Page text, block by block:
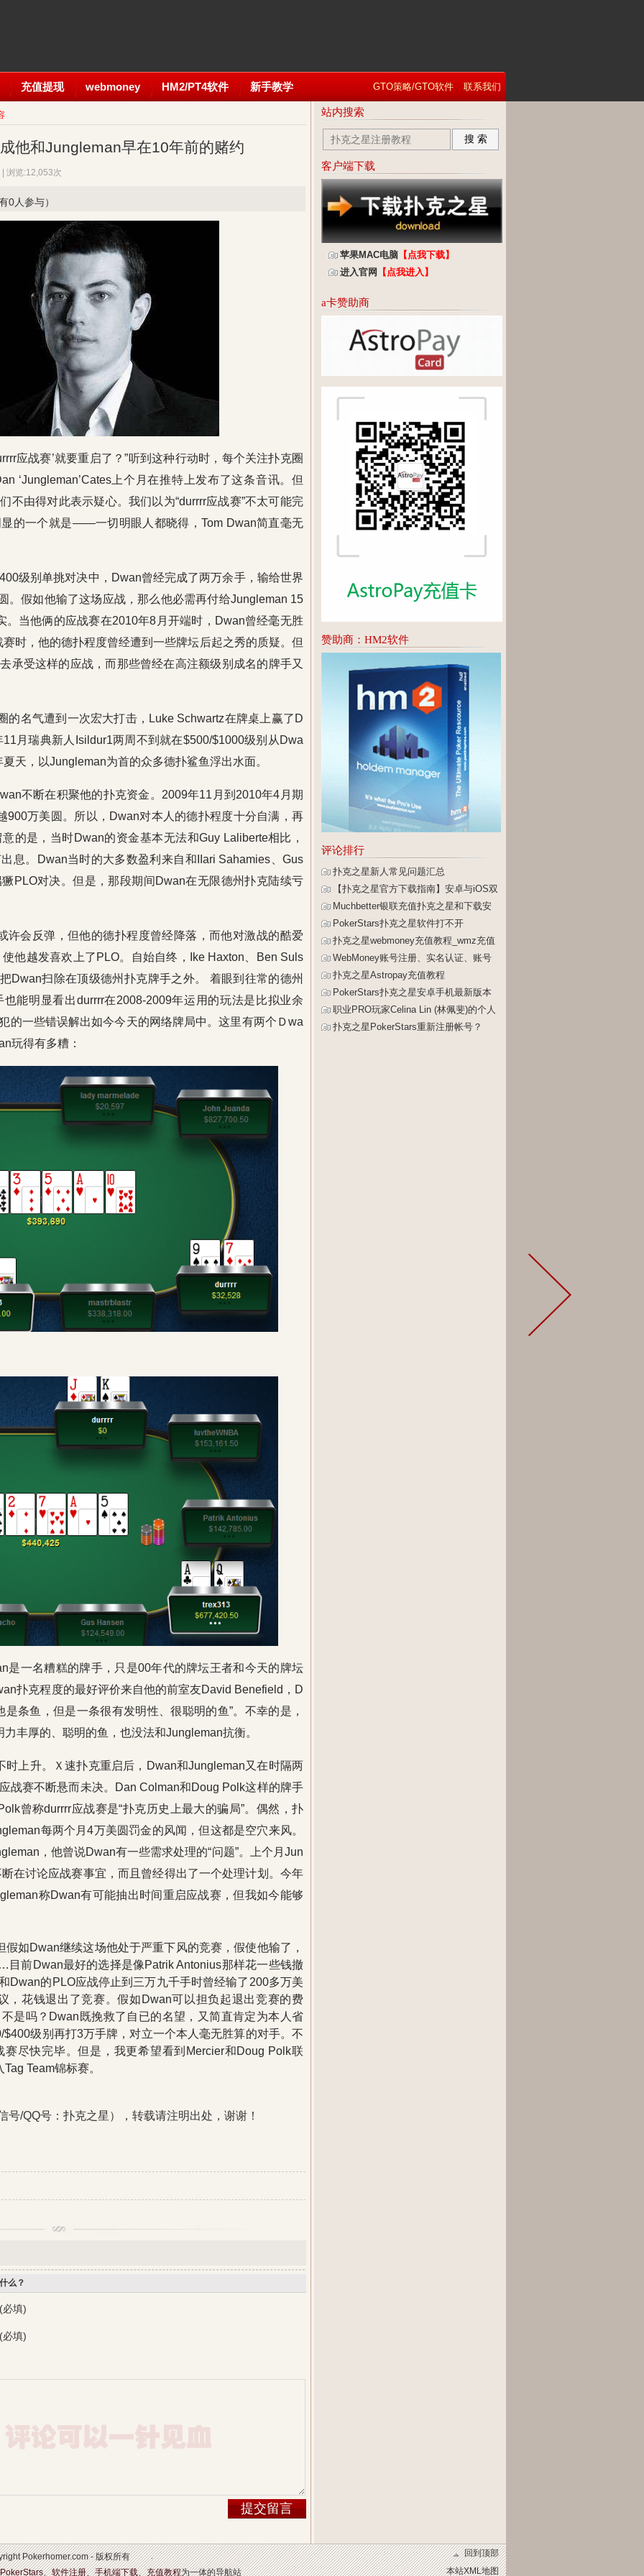
充值提现 webmoney HM2/PT4软件 新手教学 联系我们
GTO策略/GTO软件
他和Jungleman早在10年前的赌约
浏览:12,053次
0人参与）
应战赛’就要重启了？”听到这种行动时，每个关注扑克圈
‘Jungleman’Cates上个月在推特上发布了这条音讯。但
不由得对此表示疑心。我们以为“durrrr应战赛”不太可能完
的一个就是——一切明眼人都晓得，Tom Dwan简直毫无
级别单挑对决中，Dwan曾经完成了两万余手，输给世界
。假如他输了这场应战，那么他必需再付给Jungleman 15
。当他俩的应战赛在2010年8月开端时，Dwan曾经毫无胜
时，他的德扑程度曾经遭到一些牌坛后起之秀的质疑。但
承受这样的应战，而那些曾经在高注额级别成名的牌手又
的名气遭到一次宏大打击，Luke Schwartz在牌桌上赢了D
月瑞典新人Isildur1两周不到就在$500/$1000级别从Dwa
天，以Jungleman为首的众多德扑鲨鱼浮出水面。
不断在积聚他的扑克资金。2009年11月到2010年4月期
900万美圆。所以，Dwan对本人的德扑程度十分自满，再
的是，当时Dwan的资金基本无法和Guy Laliberte相比，
息。Dwan当时的大多数盈利来自和IIari Sahamies、Gus
PLO对决。但是，那段期间Dwan在无限德州扑克陆续亏
许会反弹，但他的德扑程度曾经降落，而他对激战的酷爱
他越发喜欢上了PLO。自始自终，Ike Haxton、Ben Suls
Dwan扫除在顶级德州扑克牌手之外。 着眼到往常的德州
能明显看出durrrr在2008-2009年运用的玩法是比拟业余
的一些错误解出如今今天的网络牌局中。这里有两个Ｄwa
玩得有多糟：
是一名糟糕的牌手，只是00年代的牌坛王者和今天的牌坛
扑克程度的最好评价来自他的前室友David Benefield，D
条鱼，但是一条很有发明性、很聪明的鱼”。不幸的是，
丰厚的、聪明的鱼，也没法和Jungleman抗衡。
时上升。Ｘ速扑克重启后，Dwan和Jungleman又在时隔两
战赛不断悬而未决。Dan Colman和Doug Polk这样的牌手
曾称durrrr应战赛是“扑克历史上最大的骗局”。偶然，扑
每两个月4万美圆罚金的风闻，但这都是空穴来风。
，他曾说Dwan有一些需求处理的“问题”。上个月Jun
在讨论应战赛事宜，而且曾经得出了一个处理计划。今年
称Dwan有可能抽出时间重启应战赛，但我如今能够
如Dwan继续这场他处于严重下风的竞赛，假使他输了，
前Dwan最好的选择是像Patrik Antonius那样花一些钱撤
Dwan的PLO应战停止到三万九千手时曾经输了200多万美
，花钱退出了竞赛。假如Dwan可以担负起退出竞赛的费
是吗？Dwan既挽救了自已的名望，又简直肯定为本人省
级别再打3万手牌，对立一个本人毫无胜算的对手。不
尽快完毕。但是，我更希望看到Mercier和Doug Polk联
Team锦标赛。
号/QQ号：扑克之星），转载请注明出处，谢谢！
么？
必填)
必填)
站内搜索
搜 索
客户端下载
苹果MAC电脑 【点我下载】
进入官网
【点我进入】
a卡赞助商
赞助商：HM2软件
评论排行
扑克之星新人常见问题汇总
【扑克之星官方下载指南】安卓与iOS双
端安全安装教程
Muchbetter银联充值扑克之星和下载安
装攻略
PokerStars扑克之星软件打不开
扑克之星webmoney充值教程_wmz充值
提现教程
WebMoney账号注册、实名认证、账号
升级、修改限额教程
扑克之星Astropay充值教程
PokerStars扑克之星安卓手机最新版本
安装教程
职业PRO玩家Celina Lin (林佩斐)的个人
介绍
扑克之星PokerStars重新注册帐号？
回到顶部
Pokerhomer.com - 版权所有
PokerStars、软件注册、手机端下载、充值教程为一体的导航站 本站XML地图